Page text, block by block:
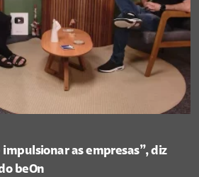
as empresas”, diz
beOn